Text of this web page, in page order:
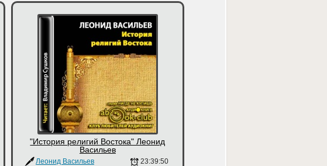
"История религий Востока" Леонид
Васильев
Леонид Васильев
23:39:50